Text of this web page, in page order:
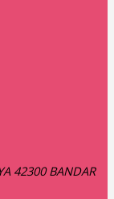
42300 BANDAR